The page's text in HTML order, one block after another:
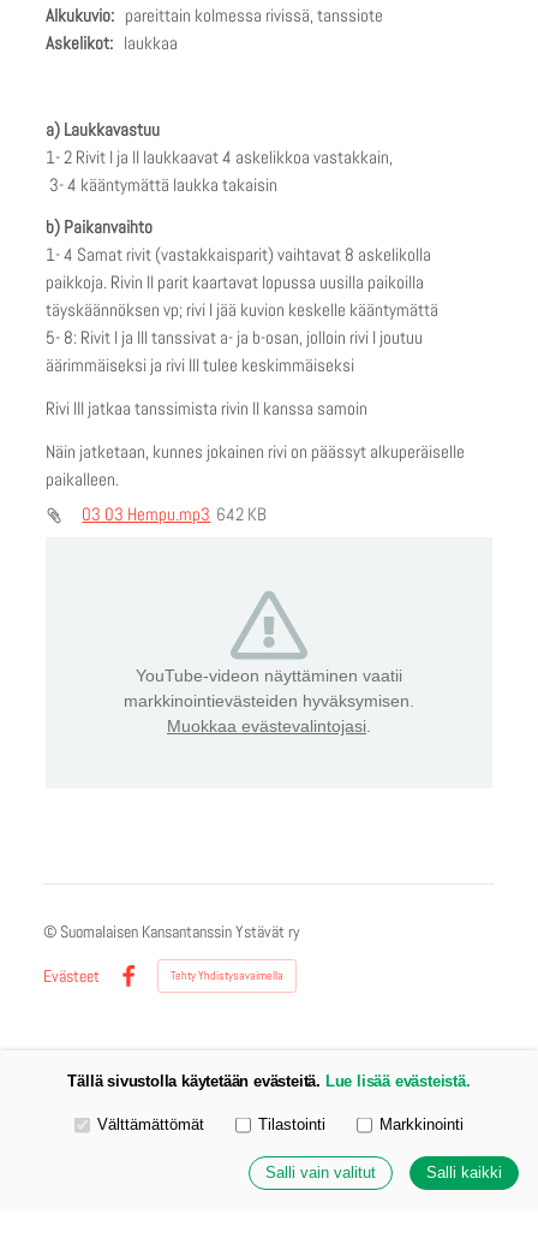
Alkukuvio:pareittain kolmessa rivissä, tanssiote
Askelikot:laukkaa
a) Laukkavastuu
1- 2 Rivit I ja II laukkaavat 4 askelikkoa vastakkain,
3- 4 kääntymättä laukka takaisin
b) Paikanvaihto
1- 4 Samat rivit (vastakkaisparit) vaihtavat 8 askelikolla
paikkoja. Rivin II parit kaartavat lopussa uusilla paikoilla
täyskäännöksen vp; rivi I jää kuvion keskelle kääntymättä
5- 8: Rivit I ja III tanssivat a- ja b-osan, jolloin rivi I joutuu
äärimmäiseksi ja rivi III tulee keskimmäiseksi
Rivi III jatkaa tanssimista rivin II kanssa samoin
Näin jatketaan, kunnes jokainen rivi on päässyt alkuperäiselle
paikalleen.
03 03 Hempu.mp3 642 KB
YouTube-videon näyttäminen vaatii
markkinointievästeiden hyväksymisen.
Muokkaa evästevalintojasi
© Suomalaisen Kansantanssin Ystävät ry
Evästeet
Facebook
Tehty Yhdistysavaimella
Tällä sivustolla käytetään evästeitä. Lue lisää evästeistä.
Valitse käytettävät evästeet
Välttämättömät Tilastointi Markkinointi
Salli vain valitut Salli kaikki